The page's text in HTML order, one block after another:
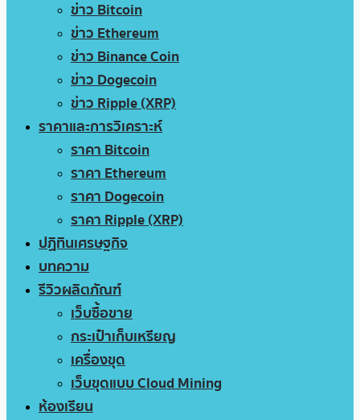
ข่าว Bitcoin
ข่าว Ethereum
ข่าว Binance Coin
ข่าว Dogecoin
ข่าว Ripple (XRP)
ราคาและการวิเคราะห์
ราคา Bitcoin
ราคา Ethereum
ราคา Dogecoin
ราคา Ripple (XRP)
ปฏิทินเศรษฐกิจ
บทความ
รีวิวผลิตภัณฑ์
เว็บซื้อขาย
กระเป๋าเก็บเหรียญ
เครื่องขุด
เว็บขุดแบบ Cloud Mining
ห้องเรียน